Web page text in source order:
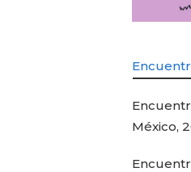
México,